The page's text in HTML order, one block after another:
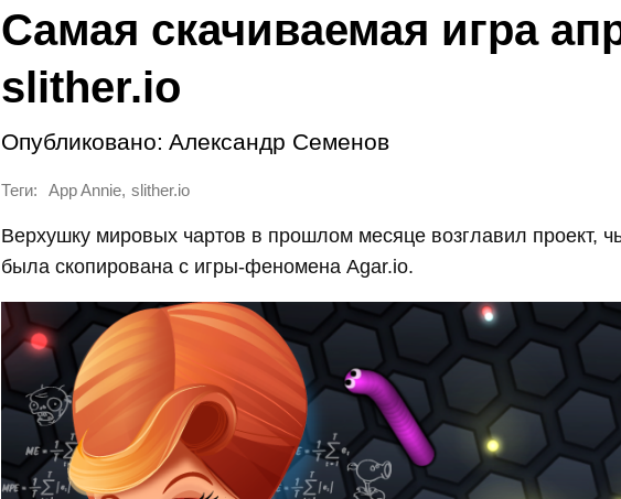
Самая скачиваемая игра
slither.io
Опубликовано: Александр Семенов
Теги: App Annie, slither.io
Верхушку мировых чартов в прошлом месяце возглавил проект,
была скопирована с игры-феномена Agar.io.